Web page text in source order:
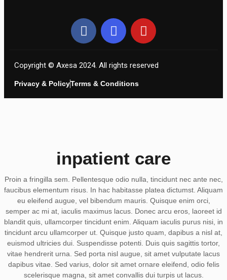
Copyright © Axesa 2024. All rights reserved
Privacy & PolicyTerms & Conditions
inpatient care
Proin a fringilla sem. Pellentesque odio nulla, tincidunt nec ante nec,
faucibus elementum risus. In hac habitasse platea dictumst. Aliquam
eu eleifend augue, vel bibendum mauris. Quisque enim orci,
semper ac mi at, iaculis maximus lacus. Donec arcu eros, laoreet id
blandit quis, ullamcorper tincidunt enim. Aliquam iaculis purus nisi, in
tincidunt arcu ullamcorper ut. Quisque justo quam, dapibus a nisl at,
euismod ultricies dui. Suspendisse potenti. Duis quis sagittis tortor,
vitae hendrerit urna. Sed porta nisl augue, sit amet vulputate lacus
dapibus vitae. Sed varius, dolor sit amet ornare eleifend, odio felis
scelerisque magna, sit amet convallis dui turpis ut lacus.